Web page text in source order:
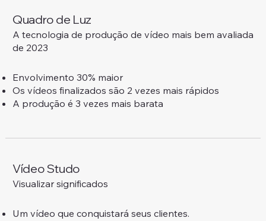
Quadro de Luz
A tecnologia de produção de vídeo mais bem avaliada
de 2023
Envolvimento 30% maior
Os vídeos finalizados são 2 vezes mais rápidos
A produção é 3 vezes mais barata
Vídeo Studo
Visualizar significados
Um vídeo que conquistará seus clientes.